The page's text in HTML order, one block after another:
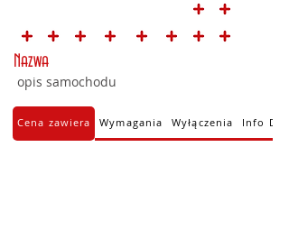
Nazwa
opis samochodu
Cena zawiera Wymagania Wyłączenia Info